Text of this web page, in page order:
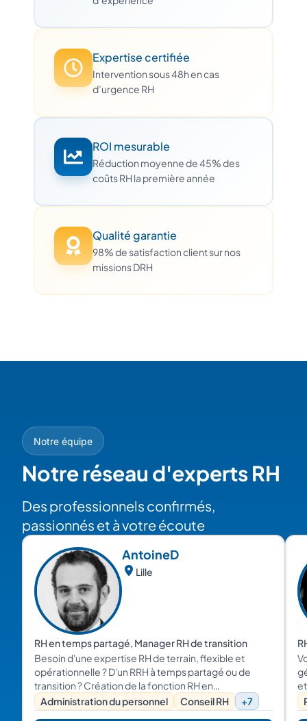
Expertise certifiée
Intervention sous 48h en cas
d’urgence RH
ROI mesurable
Réduction moyenne de 45% des
coûts RH la première année
Qualité garantie
98% de satisfaction client sur nos
missions DRH
Notre équipe
Notre réseau d'experts RH
Des professionnels confirmés,
passionnés et à votre écoute
AntoineD
Lille
RH en temps partagé, Manager RH de transition
Besoin d'une expertise RH de terrain, flexible et
opérationnelle ? D'un RRH à temps partagé ou de
transition ? Création de la fonction RH en
TPE/PME/start-up , Recrutement, Droit du Travail ,
Rémunération, Formation, Relations Sociales... Je
Administration du personnel Conseil RH +7